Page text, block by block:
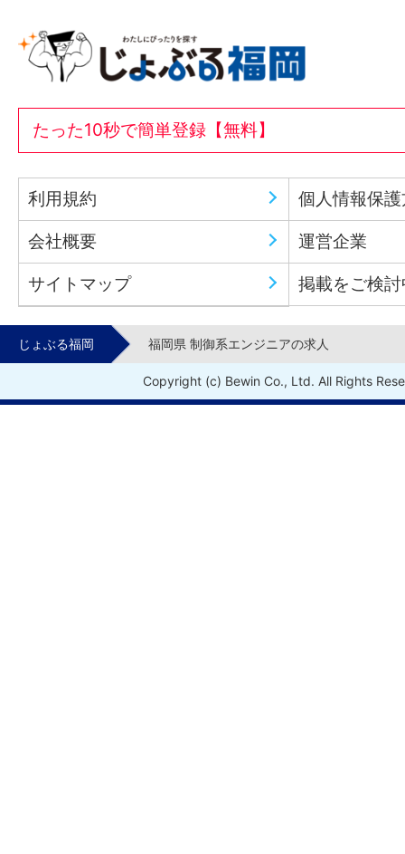
たった10秒で簡単登録【無料】
利用規約 個人情報保
会社概要 運営企業
サイトマップ 掲載をご検
じょぶる福岡 福岡県 制御系エンジニアの求人
Copyright (c) Bewin Co., Ltd. All Rights